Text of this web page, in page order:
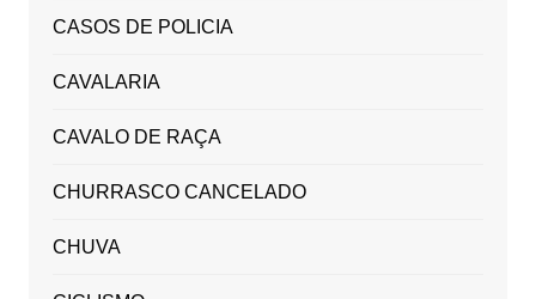
CASOS DE POLICIA
CAVALARIA
CAVALO DE RAÇA
CHURRASCO CANCELADO
CHUVA